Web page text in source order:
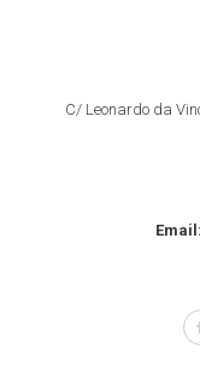
C/ Leonardo da
Email: